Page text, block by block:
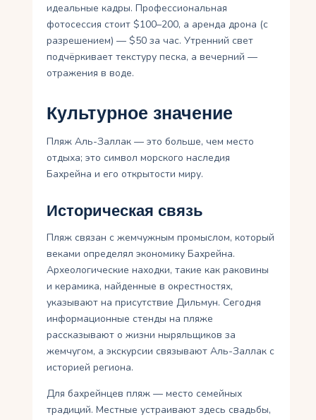
идеальные кадры. Профессиональная
фотосессия стоит $100–200, а аренда дрона (с
разрешением) — $50 за час. Утренний свет
подчёркивает текстуру песка, а вечерний —
отражения в воде.
Культурное значение
Пляж Аль-Заллак — это больше, чем место
отдыха; это символ морского наследия
Бахрейна и его открытости миру.
Историческая связь
Пляж связан с жемчужным промыслом, который
веками определял экономику Бахрейна.
Археологические находки, такие как раковины
и керамика, найденные в окрестностях,
указывают на присутствие Дильмун. Сегодня
информационные стенды на пляже
рассказывают о жизни ныряльщиков за
жемчугом, а экскурсии связывают Аль-Заллак с
историей региона.
Для бахрейнцев пляж — место семейных
традиций. Местные устраивают здесь свадьбы,